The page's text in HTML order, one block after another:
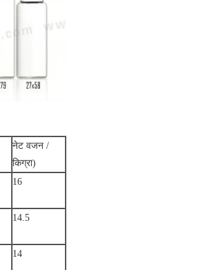
नेट वजन /
किग्रा)
16
14.5
14